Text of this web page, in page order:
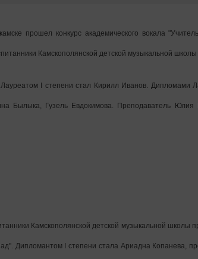
прошел конкурс академического вокала
Камскополянской детской музыкальной школы
Лауреатом I степени стал Кирилл Иванов.
Былыка, Гузель Евдокимова. Преподаватель
Камскополянской детской музыкальной школы
Дипломантом I степени стала Ариадна Копанева,